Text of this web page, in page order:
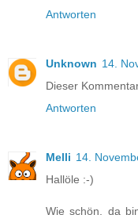
Antworten
Unknown 14.
Dieser
Antworten
Melli 14.
Hallöle :-)
Wie schön, da